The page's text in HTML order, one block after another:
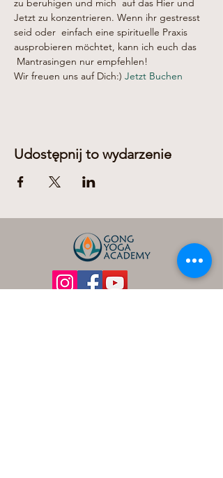
zu beruhigen und mich  auf das Hier und
Jetzt zu konzentrieren. Wenn ihr gestresst
seid oder  einfach eine spirituelle Praxis
ausprobieren möchtet, kann ich euch das
Mantrasingen nur empfehlen!
Wir freuen uns auf Dich:) Jetzt Buchen
Udostępnij to wydarzenie